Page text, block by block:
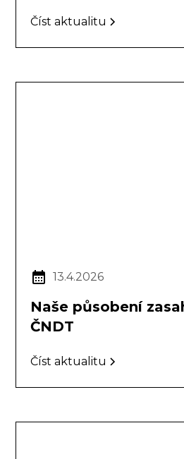
Číst aktualitu
13.4.2026
Naše působení
ČNDT
Číst aktualitu